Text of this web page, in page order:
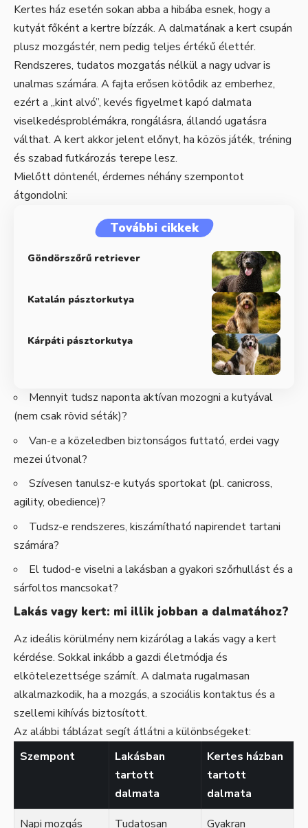
Kertes ház esetén sokan abba a hibába esnek, hogy a
kutyát főként a kertre bízzák. A dalmatának a kert csupán
plusz mozgástér, nem pedig teljes értékű élettér.
Rendszeres, tudatos mozgatás nélkül a nagy udvar is
unalmas számára. A fajta erősen kötődik az emberhez,
ezért a „kint alvó”, kevés figyelmet kapó dalmata
viselkedésproblémákra, rongálásra, állandó ugatásra
válthat. A kert akkor jelent előnyt, ha közös játék, tréning
és szabad futkározás terepe lesz.
Mielőtt döntenél, érdemes néhány szempontot
átgondolni:
További cikkek
Göndörszőrű retriever
Katalán pásztorkutya
Kárpáti pásztorkutya
Mennyit tudsz naponta aktívan mozogni a kutyával
(nem csak rövid séták)?
Van-e a közeledben biztonságos futtató, erdei vagy
mezei útvonal?
Szívesen tanulsz-e kutyás sportokat (pl. canicross,
agility, obedience)?
Tudsz-e rendszeres, kiszámítható napirendet tartani
számára?
El tudod-e viselni a lakásban a gyakori szőrhullást és a
sárfoltos mancsokat?
Lakás vagy kert: mi illik jobban a dalmatához?
Az ideális körülmény nem kizárólag a lakás vagy a kert
kérdése. Sokkal inkább a gazdi életmódja és
elkötelezettsége számít. A dalmata rugalmasan
alkalmazkodik, ha a mozgás, a szociális kontaktus és a
szellemi kihívás biztosított.
Az alábbi táblázat segít átlátni a különbségeket:
Szempont
Lakásban
tartott
dalmata
Kertes házban
tartott
dalmata
Napi mozgás
Tudatosan Gyakran